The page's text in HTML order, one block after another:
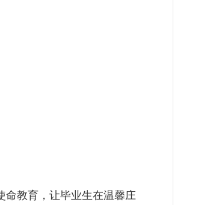
命教育，让毕业生在温馨庄